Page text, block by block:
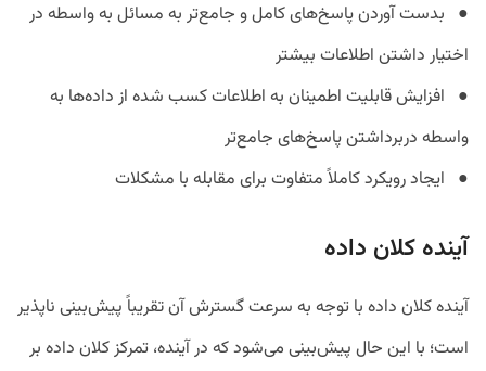
● بدست آوردن پاسخ‌های کامل و جامع‌تر به مسائل به واسطه در
اختیار داشتن اطلاعات بیشتر
● افزایش قابلیت اطمینان به اطلاعات کسب شده از داده‌ها به
واسطه دربرداشتن پاسخ‌های جامع‌تر
● ایجاد رویکرد کاملاً متفاوت برای مقابله با مشکلات
آینده کلان داده
آینده کلان داده با توجه به سرعت گسترش آن تقریباً پیش‌بینی نا‌پذیر
است؛ با این حال پیش‌بینی می‌شود که در آینده، تمرکز کلان داده بر